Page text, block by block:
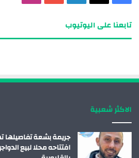
تابعنا على اليوتيوب
الاكثر شعبية
جريمة بشعة تفاصيلها
افتتاحه محلا لبيع